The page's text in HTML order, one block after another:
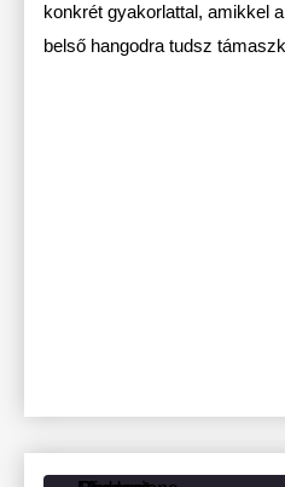
konkrét gyakorlattal, amikkel
belső hangodra tudsz